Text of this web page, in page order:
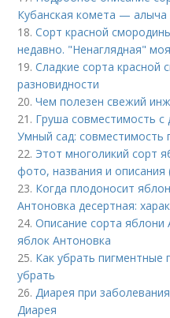
Кубанская комета —
18.Сорт красной
недавно. "Ненаглядная"
19.Сладкие сорта красной
разновидности
20.Чем полезен свежий
21. Груша совместимость с
Умный сад: совместимость
22. Этот многоликий сорт
фото, названия и описания
23. Когда плодоносит
Антоновка десертная:
24.Описание сорта яблони
яблок Антоновка
25. Как убрать пигментные
убрать
26.Диарея при
Диарея